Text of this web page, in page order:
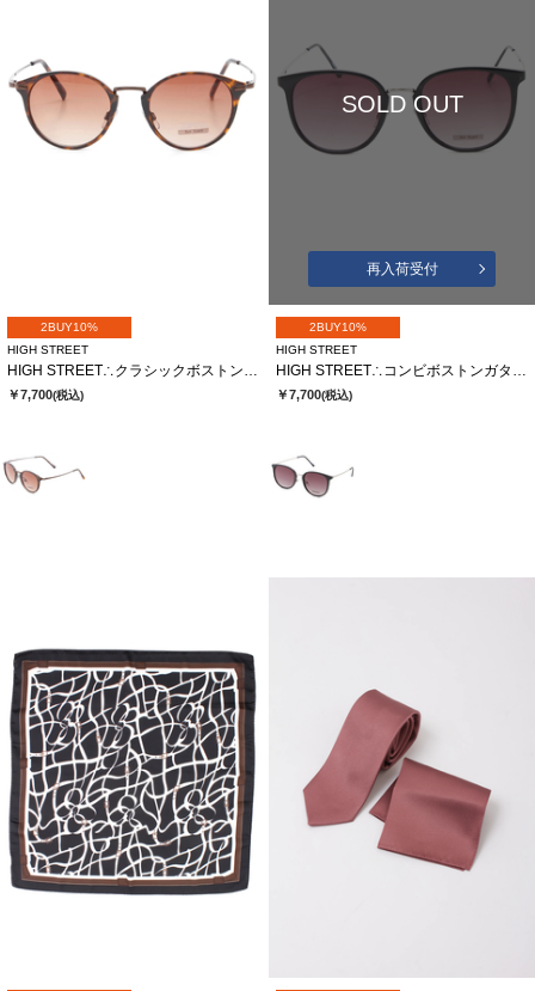
2BUY10%
HIGH STREET
￥7,700(税込)
SOLD OUT
再入荷受付
2BUY10%
HIGH STREET
￥7,700(税込)